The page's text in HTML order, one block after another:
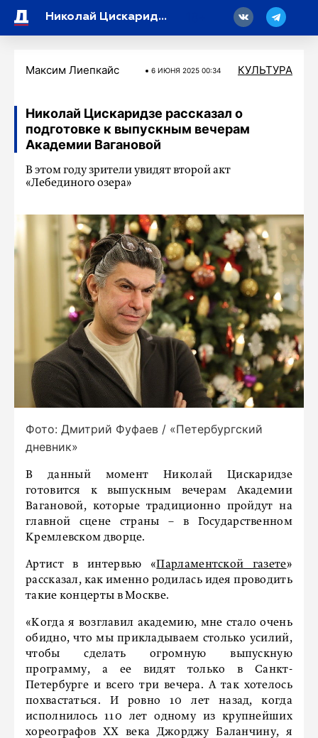
Николай Цискаридзе рассказал о подготовке к выпускным вечерам Академии Вагановой
Максим Лиепкайс 6 ИЮНЯ 2025 00:34 КУЛЬТУРА
Николай Цискаридзе рассказал о
подготовке к выпускным вечерам
Академии Вагановой
В этом году зрители увидят второй акт
«Лебединого озера»
Фото: Дмитрий Фуфаев / «Петербургский
дневник»
В данный момент Николай Цискаридзе
готовится к выпускным вечерам Академии
Вагановой, которые традиционно пройдут на
главной сцене страны – в Государственном
Кремлевском дворце.
Артист в интервью «Парламентской газете»
рассказал, как именно родилась идея проводить
такие концерты в Москве.
«Когда я возглавил академию, мне стало очень
обидно, что мы прикладываем столько усилий,
чтобы сделать огромную выпускную
программу, а ее видят только в Санкт-
Петербурге и всего три вечера. А так хотелось
похвастаться. И ровно 10 лет назад, когда
исполнилось 110 лет одному из крупнейших
хореографов ХХ века Джорджу Баланчину, я